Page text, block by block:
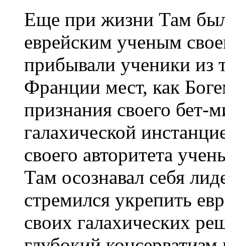
Еще при жизни Там
еврейским ученым
прибывали ученики из
Франции мест, как
признания своего
галахической
своего авторитета
Там осознавал себя
стремился укрепить
своих галахических